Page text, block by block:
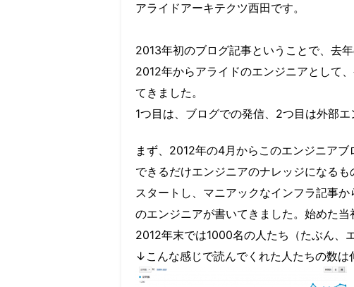
アライドアーキテクツ西田です。
2013年初のブログ記事ということで、去
2012年からアライドのエンジニアとして
てきました。
1つ目は、ブログでの発信、2つ目は外部エ
まず、2012年の4月からこのエンジニアブ
できるだけエンジニアのナレッジになる
スタートし、マニアックなインフラ記事
のエンジニアが書いてきました。始めた
2012年末では1000名の人たち（たぶん、
↓こんな感じで読んでくれた人たちの数は